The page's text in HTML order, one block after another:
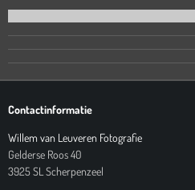
Contactinformatie
Willem van Leuveren Fotografie
Gelderse Roos 40
3925 SL Scherpenzeel